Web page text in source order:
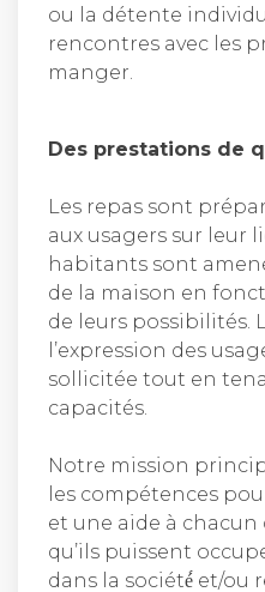
ou la détente
rencontres avec les
manger.
Des prestations de
Les repas sont
aux usagers sur leur
habitants sont
de la maison en
de leurs possibilités.
l’expression des
sollicitée tout en
capacités.
Notre mission
les compétences
et une aide à
qu’ils puissent
dans la société́ et/ou